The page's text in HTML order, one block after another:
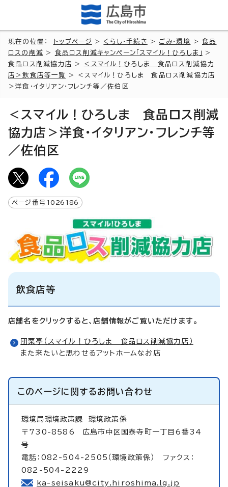
現在の位置： トップページ > くらし・手続き > ごみ・環境 >食品
ロスの削減 > 食品ロス削減キャンペーン「スマイル！ひろしま」
>
食品ロス削減協力店
>
＜スマイル！ひろしま 食品ロス削減協力
店＞飲食店等一覧
> ＜スマイル！ひろしま 食品ロス削減協力店
＞洋食・イタリアン・フレンチ等／佐伯区
＜スマイル！ひろしま 食品ロス削減
協力店＞洋食・イタリアン・フレンチ等
／佐伯区
ページ番号 1026186
飲食店等
店舗名をクリックすると、店舗情報がご覧いただけます。
団栗亭（スマイル！ひろしま 食品ロス削減協力店）
また来たいと思わせるアットホームなお店
このページに関するお問い合わせ
環境局環境政策課 環境政策係
〒730-8586 広島市中区国泰寺町一丁目6番34
号
電話：082-504-2505（環境政策係） ファクス：
082-504-2229
ka-seisaku@city.hiroshima.lg.jp